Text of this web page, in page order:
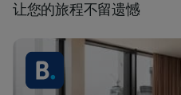
让您的旅程不留遗憾